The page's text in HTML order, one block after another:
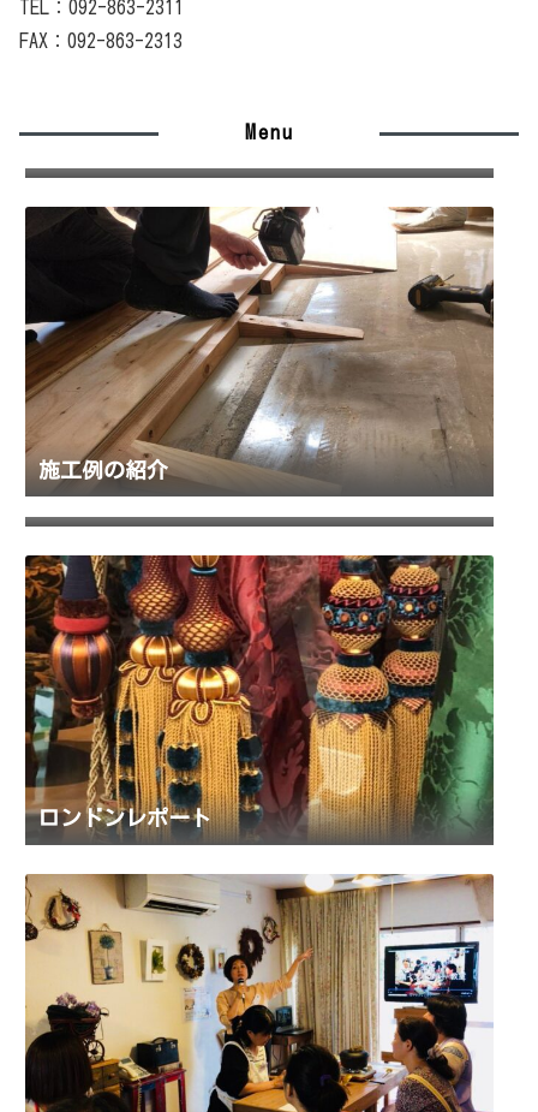
TEL：092-863-2311
FAX：092-863-2313
Menu
施工例の紹介
代表 大塚について
ロンドンレポート